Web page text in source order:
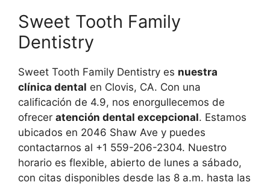
Sweet Tooth Family
Dentistry
Sweet Tooth Family Dentistry es nuestra
clínica dental en Clovis, CA. Con una
calificación de 4.9, nos enorgullecemos de
ofrecer atención dental excepcional. Estamos
ubicados en 2046 Shaw Ave y puedes
contactarnos al +1 559-206-2304. Nuestro
horario es flexible, abierto de lunes a sábado,
con citas disponibles desde las 8 a.m. hasta las